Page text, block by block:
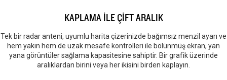
KAPLAMA İLE ÇİFT ARALIK
Tek bir radar anteni, uyumlu harita çizerinizde bağımsız menzil ayarı ve
hem yakın hem de uzak mesafe kontrolleri ile bölünmüş ekran, yan
yana görüntüler sağlama kapasitesine sahiptir. Bir grafik üzerinde
aralıklardan birini veya her ikisini birden kaplayın.